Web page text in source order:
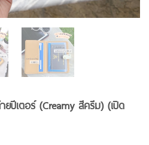
ยปีเตอร์ (Creamy สีครีม) (เปิด